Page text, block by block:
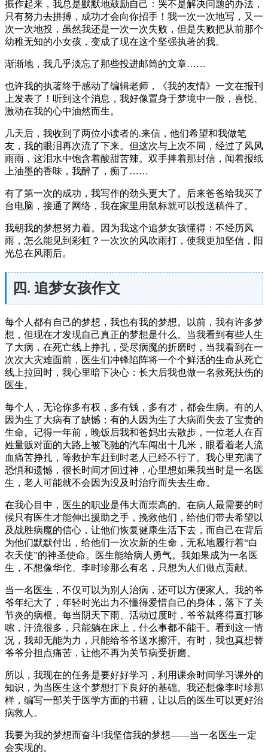
振作起来，我总是默默地鼓励自己：哭不是解决问题的办法，
只有努力去拼搏，成功才会向你招手！我一次一次地写，又一
次一次地投，虽然我还是一次一次失败，但是失败把从前那个
幼稚无知的小女孩，变成了现在这个坚强执著的我。
渐渐地，我几乎淡忘了那些投进邮筒的文章……
也许我的执著终于感动了编辑老师，《我的友情》一文在报刊
上发表了！听到这个消息，我好像置身于梦境中一般，喜悦、
激动在我的心中油然而生。
几天后，我收到了两位小读者的.来信，他们希望和我做笔
友，我的眼泪再次流了下来。但这次与上次不同，经过了风风
雨雨，这泪水中饱含着酸甜苦辣。双手捧着那封信，闻着报纸
上油墨的香味，我醉了，痴了……
有了第一次的成功，我写作的劲头更大了。后来爸爸给我买了
台电脑，接通了网络，我在家里用鼠标就可以投送稿件了。
我朝我的梦想努力着。因为我这个追梦女孩懂得：不经历风
雨，怎么能见到彩虹？一次次的风吹雨打，使我更加坚信，阳
光总在风雨后。
四. 追梦女孩作文
每个人都有自己的梦想，我也有我的梦想。以前，我有许多梦
想，但现在才发现自己真正的梦想是什么。当我看到有些人生
了大病，在死亡线上挣扎，受尽病魔的折磨时，当我看到在一
次次大灾难面前，医生们冲锋陷阵将一个个鲜活的生命从死亡
线上拉回时，我心里暗下决心：长大后我也做一名救死扶伤的
医生。
每个人，无论你多有权，多有钱，多有才，都会生病。有的人
因为生了大病有了缺憾；有的人因为生了大病而失去了宝贵的
生命。记得一年前，晚饭后我和爸妈出去散步，一位老人在百
姓量贩对面的大路上被飞驰的汽车闯出十几米，眼看着老人流
血痛苦挣扎，等救护车赶到时老人已经不行了。我心里充满了
恐惧和遗憾，很长时间才回过神，心里想如果我当时是一名医
生，老人可能就不会因为没及时治疗而失去生命。
在我心目中，医生的职业是伟大而崇高的。在病人最需要的时
候只有医生才能伸出援助之手，挽救他们，给他们带去希望以
及战胜病魔的信心，让他们恢复健康生活下去，而自己在背后
为他们默默付出，给他们一次次新的生命，无私地履行着“白
衣天使”的神圣使命。医生能给病人勇气。我如果成为一名医
生，不想像华佗、李时珍那么有名，只想为人们做点贡献。
当一名医生，不仅可以为别人治病，还可以方便家人。我的爷
爷年纪大了，年轻时光出力不懂得爱惜自己的身体，落下了关
节炎的病根。每当阴天下雨、活动过度时，爷爷就疼得直打哆
嗦，汗流很多，只能躺在床上，什么事都不能干。看到这一情
况，我却无能为力，只能给爷爷送水擦汗。有时，我也真想替
爷爷分担点痛苦，让他不再为关节病受折磨。
所以，我现在的任务是要好好学习，利用课余时间学习课外的
知识，为当医生这个梦想打下良好的基础。我还想像李时珍那
样，编写一部关于医学方面的书籍，让以后的医生可以更好治
病救人。
我要为我的梦想而奋斗!我坚信我的梦想——当一名医生一定
会实现的。